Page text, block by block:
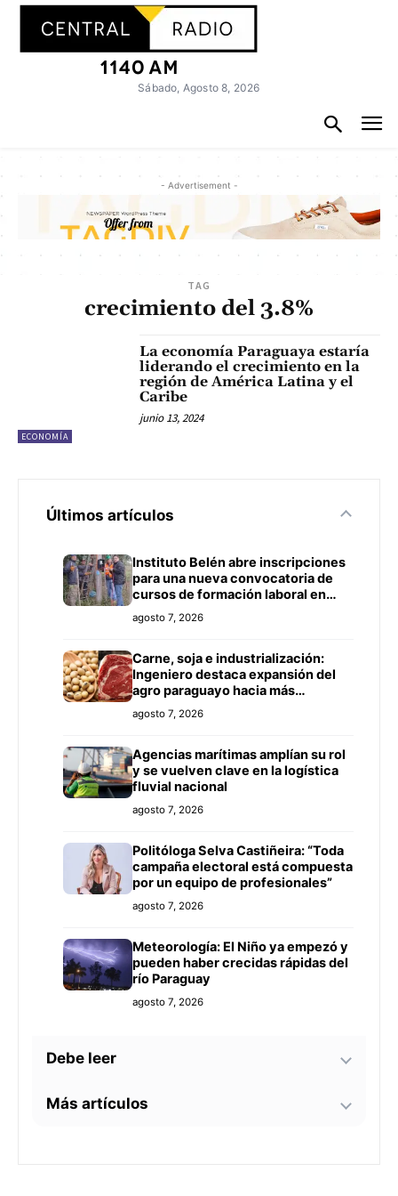
Sábado, Agosto 8, 2026
- Advertisement -
TAG
crecimiento del 3.8%
ECONOMÍA
La economía Paraguaya estaría
liderando el crecimiento en la
región de América Latina y el
Caribe
junio 13, 2024
Últimos artículos
Instituto Belén abre inscripciones
para una nueva convocatoria de
cursos de formación laboral en
Concepción
agosto 7, 2026
Carne, soja e industrialización:
Ingeniero destaca expansión del
agro paraguayo hacia más
mercados
agosto 7, 2026
Agencias marítimas amplían su rol
y se vuelven clave en la logística
fluvial nacional
agosto 7, 2026
Politóloga Selva Castiñeira: “Toda
campaña electoral está compuesta
por un equipo de profesionales”
agosto 7, 2026
Meteorología: El Niño ya empezó y
pueden haber crecidas rápidas del
río Paraguay
agosto 7, 2026
Debe leer
Tecnología y BIM ganan terreno en
Más artículos